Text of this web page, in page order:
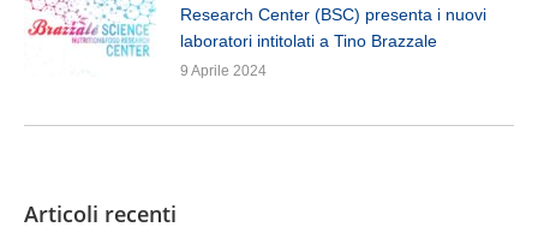
Research Center (BSC) presenta i nuovi
laboratori intitolati a Tino Brazzale
9 Aprile 2024
Articoli recenti